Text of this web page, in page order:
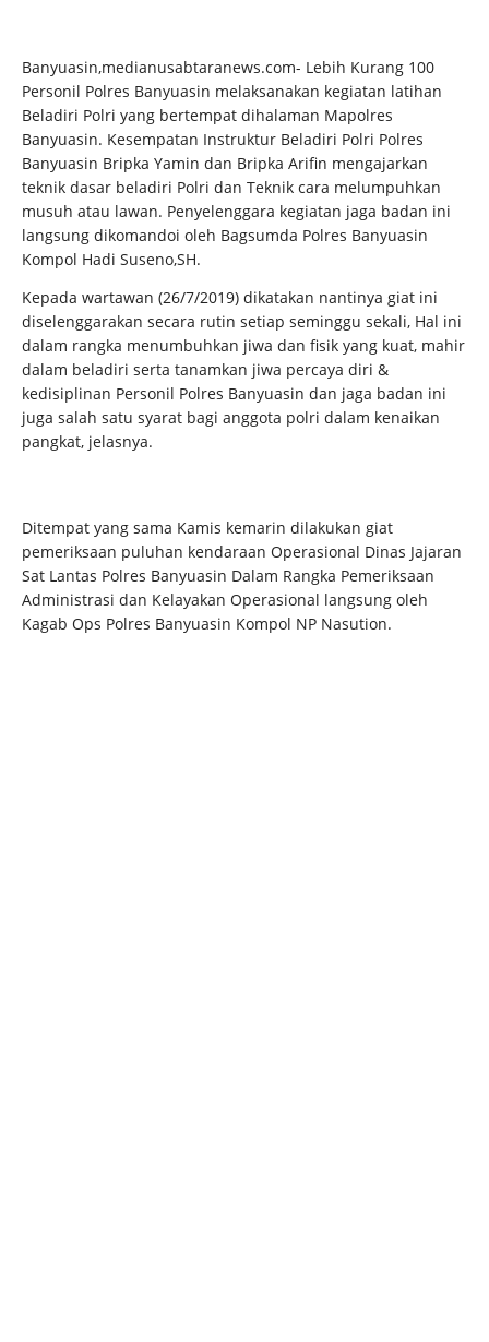
Banyuasin,medianusabtaranews.com- Lebih Kurang 100
Personil Polres Banyuasin melaksanakan kegiatan latihan
Beladiri Polri yang bertempat dihalaman Mapolres
Banyuasin. Kesempatan Instruktur Beladiri Polri Polres
Banyuasin Bripka Yamin dan Bripka Arifin mengajarkan
teknik dasar beladiri Polri dan Teknik cara melumpuhkan
musuh atau lawan. Penyelenggara kegiatan jaga badan ini
langsung dikomandoi oleh Bagsumda Polres Banyuasin
Kompol Hadi Suseno,SH.
Kepada wartawan (26/7/2019) dikatakan nantinya giat ini
diselenggarakan secara rutin setiap seminggu sekali, Hal ini
dalam rangka menumbuhkan jiwa dan fisik yang kuat, mahir
dalam beladiri serta tanamkan jiwa percaya diri &
kedisiplinan Personil Polres Banyuasin dan jaga badan ini
juga salah satu syarat bagi anggota polri dalam kenaikan
pangkat, jelasnya.
Ditempat yang sama Kamis kemarin dilakukan giat
pemeriksaan puluhan kendaraan Operasional Dinas Jajaran
Sat Lantas Polres Banyuasin Dalam Rangka Pemeriksaan
Administrasi dan Kelayakan Operasional langsung oleh
Kagab Ops Polres Banyuasin Kompol NP Nasution.